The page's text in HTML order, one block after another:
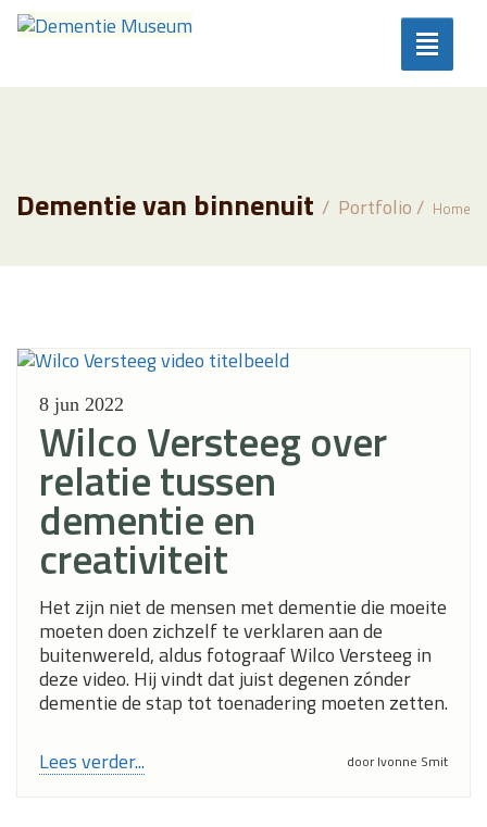
Toggle
Blogs
Dementie van binnenuit Home
Portfolio
8 jun 2022
Wilco Versteeg over
relatie tussen
dementie en
creativiteit
Het zijn niet de mensen met dementie die moeite
moeten doen zichzelf te verklaren aan de
buitenwereld, aldus fotograaf Wilco Versteeg in
deze video. Hij vindt dat juist degenen zónder
dementie de stap tot toenadering moeten zetten.
Lees verder...
door Ivonne Smit